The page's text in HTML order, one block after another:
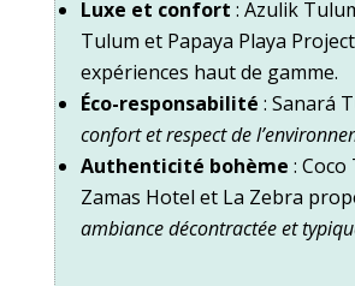
Luxe et confort : Azulik
Tulum et Papaya Playa
expériences haut de gamme.
Éco-responsabilité : Sanará
confort et respect de
Authenticité bohème : Coco
Zamas Hotel et La Zebra
ambiance décontractée et